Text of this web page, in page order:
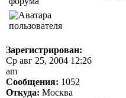
Зарегистрирован:
Ср авг 25, 2004 12:26
am
Сообщения: 1052
Откуда: Москва